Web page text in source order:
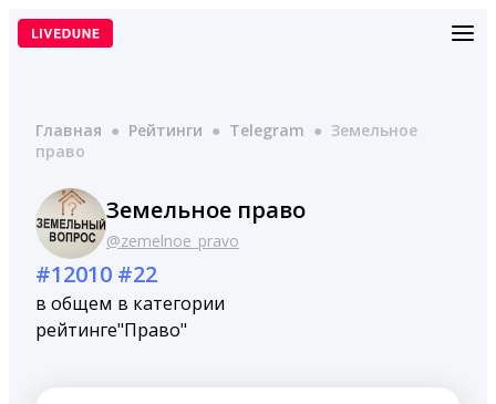
Перейти
Главная ● Рейтинги ● Telegram ● Земельное
право
Земельное право
@zemelnoe_pravo
#12010
в общем
рейтинге
#22
в категории
"Право"